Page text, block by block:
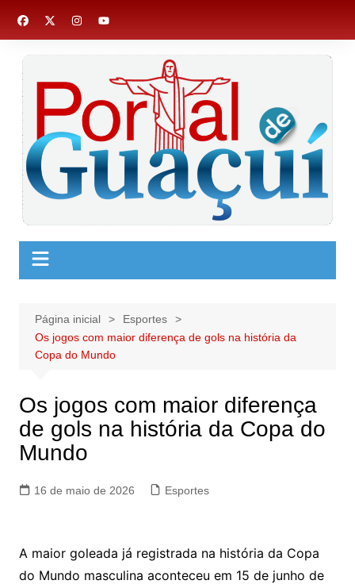
para
Página inicial
Esportes
Os jogos com maior diferença de gols na história da
Copa do Mundo
Os jogos com maior diferença
de gols na história da Copa do
Mundo
16 de maio de 2026 Esportes
A maior goleada já registrada na história da Copa
do Mundo masculina aconteceu em 15 de junho de